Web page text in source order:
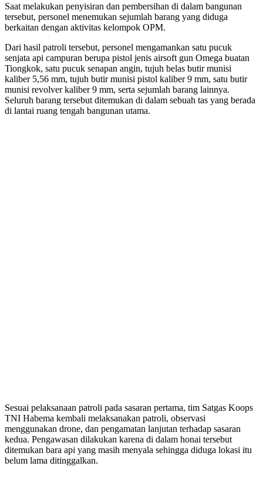
Saat melakukan penyisiran dan pembersihan di dalam bangunan
tersebut, personel menemukan sejumlah barang yang diduga
berkaitan dengan aktivitas kelompok OPM.
Dari hasil patroli tersebut, personel mengamankan satu pucuk
senjata api campuran berupa pistol jenis airsoft gun Omega buatan
Tiongkok, satu pucuk senapan angin, tujuh belas butir munisi
kaliber 5,56 mm, tujuh butir munisi pistol kaliber 9 mm, satu butir
munisi revolver kaliber 9 mm, serta sejumlah barang lainnya.
Seluruh barang tersebut ditemukan di dalam sebuah tas yang berada
di lantai ruang tengah bangunan utama.
Sesuai pelaksanaan patroli pada sasaran pertama, tim Satgas Koops
TNI Habema kembali melaksanakan patroli, observasi
menggunakan drone, dan pengamatan lanjutan terhadap sasaran
kedua. Pengawasan dilakukan karena di dalam honai tersebut
ditemukan bara api yang masih menyala sehingga diduga lokasi itu
belum lama ditinggalkan.